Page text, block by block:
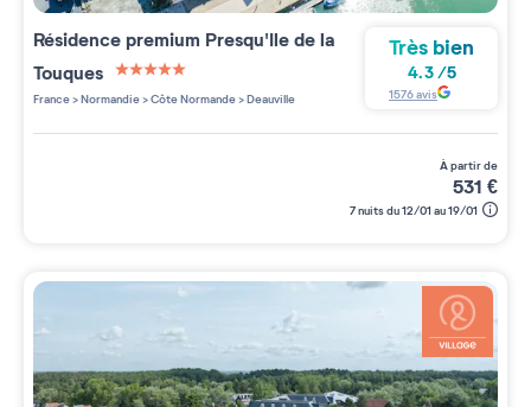
Résidence premium Presqu'Ile de la
Touques
5 étoiles sur 5
France>Normandie>Côte Normande>Deauville
Très bien
4.3/5
1576avis
à partir de
531 €
7 nuits du 12/01 au 19/01